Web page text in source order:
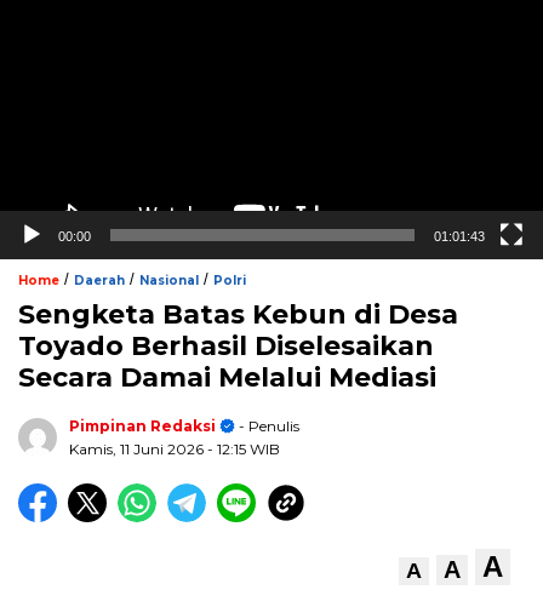
00:00 01:01:43
Home / Daerah / Nasional / Polri
Sengketa Batas Kebun di Desa
Toyado Berhasil Diselesaikan
Secara Damai Melalui Mediasi
Pimpinan Redaksi
- Penulis
Kamis, 11 Juni 2026 - 12:15 WIB
A A A